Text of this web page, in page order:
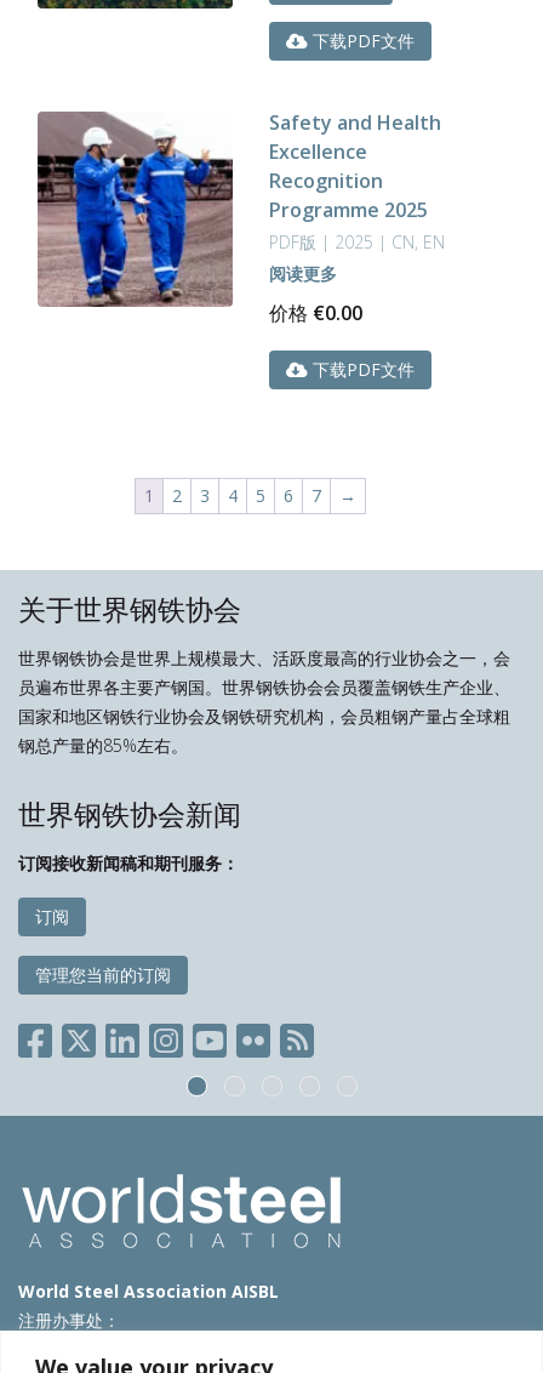
We value your privacy
下载PDF文件
Safety and Health
Excellence
Recognition
Programme 2025
PDF版 | 2025 | CN, EN
阅读更多
价格 €0.00
下载PDF文件
1 2 3 4 5 6 7 →
关于世界钢铁协会
世界钢铁协会是世界上规模最大、活跃度最高的行业协会之一，会
员遍布世界各主要产钢国。世界钢铁协会会员覆盖钢铁生产企业、
国家和地区钢铁行业协会及钢铁研究机构，会员粗钢产量占全球粗
钢总产量的85%左右。
世界钢铁协会新闻
订阅接收新闻稿和期刊服务：
订阅
管理您当前的订阅
World Steel Association AISBL
注册办事处：